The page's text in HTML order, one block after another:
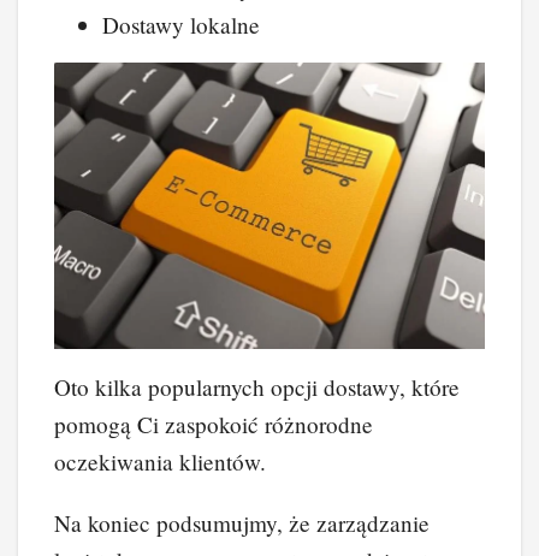
Dostawy lokalne
Oto kilka popularnych opcji dostawy, które
pomogą Ci zaspokoić różnorodne
oczekiwania klientów.
Na koniec podsumujmy, że zarządzanie